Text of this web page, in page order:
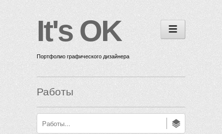
It's OK
Портфолио графического дизайнера
Работы